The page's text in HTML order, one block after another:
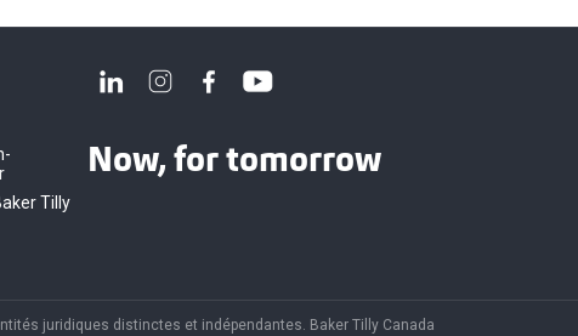
Tilly
Now, for tomorrow
juridiques distinctes et indépendantes. Baker Tilly Canada